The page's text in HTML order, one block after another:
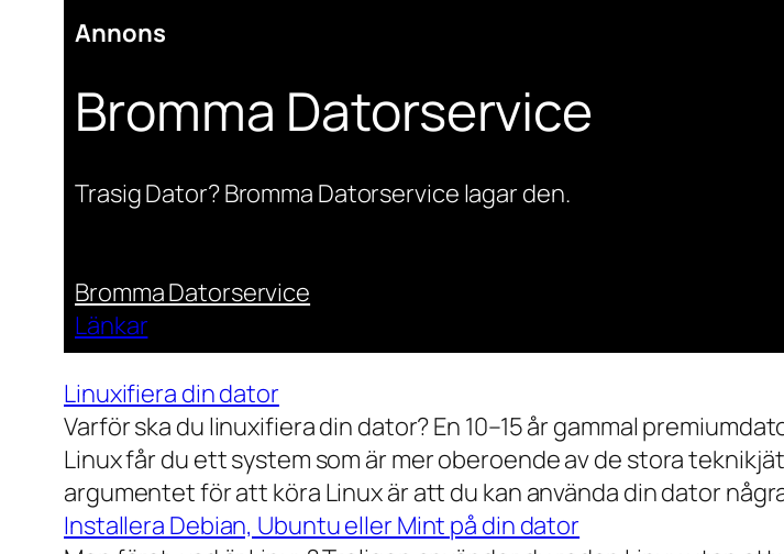
Annons
Bromma Datorservice
Trasig Dator? Bromma Datorservice lagar den.
Bromma Datorservice
Länkar
Linuxifiera din dator
Varför ska du linuxifiera din dator? En 10–15 år gammal
Linux får du ett system som är mer oberoende av de stora
argumentet för att köra Linux är att du kan använda din dator
Installera Debian, Ubuntu eller Mint på din dator